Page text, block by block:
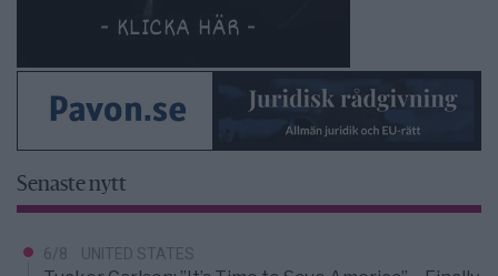
Senaste nytt
6/8 UNITED STATES